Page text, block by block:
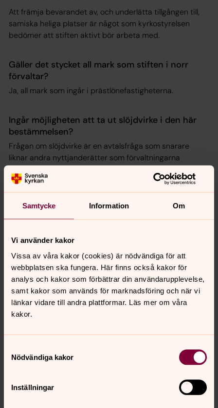
Samtycke Information Om
Vi använder kakor
Vissa av våra kakor (cookies) är nödvändiga för att
webbplatsen ska fungera. Här finns också kakor för
analys och kakor som förbättrar din användarupplevelse,
samt kakor som används för marknadsföring och när vi
länkar vidare till andra plattformar. Läs mer om våra
kakor.
Nödvändiga kakor
Inställningar
Att främja bevarandet av, och underlätta tillgången till,
samiska heliga platser är något som kyrkostyrelsen
bedömer att stiften aktivt bör arbeta med.
Gäller det stycket all mark som stiften i norr
förvaltar?
Ja, all mark som ingår i prästlönefastigheterna.
Ingår möjligheten att ta ut slöjdvirke i den här
bestämmelsen?
Frågan om slöjdvirke är en avtalsfråga som snarare
liknar andra nyttjanderätter som förvaltningarna
upplåter. På principnivå skulle det kunna vara en sådan
fråga som ingår här, men detaljerna måste bestämmas
lokalt.
Vad innebär i praktiken de fyra
skogsbruket (andlig, ekologisk, social och
ekonomisk hållbarhet)?
De fyra hållbarhetsdimensionerna – andlig, ekologisk,
social och ekonomisk ska behandlas som jämbördiga
och odelbara, utan hierarkisk ordning. Det innebär att
arbetssätt behöver utvecklas för att balansera dessa
dimensioner för att kunna fatta hållbarhetssäkrade
Därefter görs en sammanvägd bedömning som landar i
Om så är fallet att ett visst beslut innebär en negativ
effekt för någon av dimensionerna kan kompensatoriska